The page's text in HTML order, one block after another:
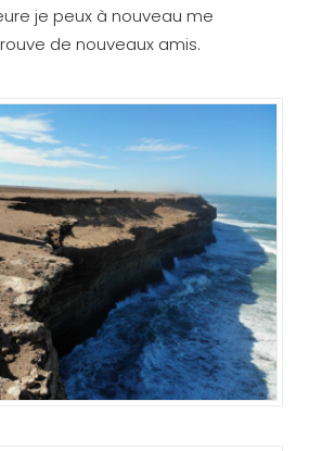
je peux à nouveau me
de nouveaux amis.